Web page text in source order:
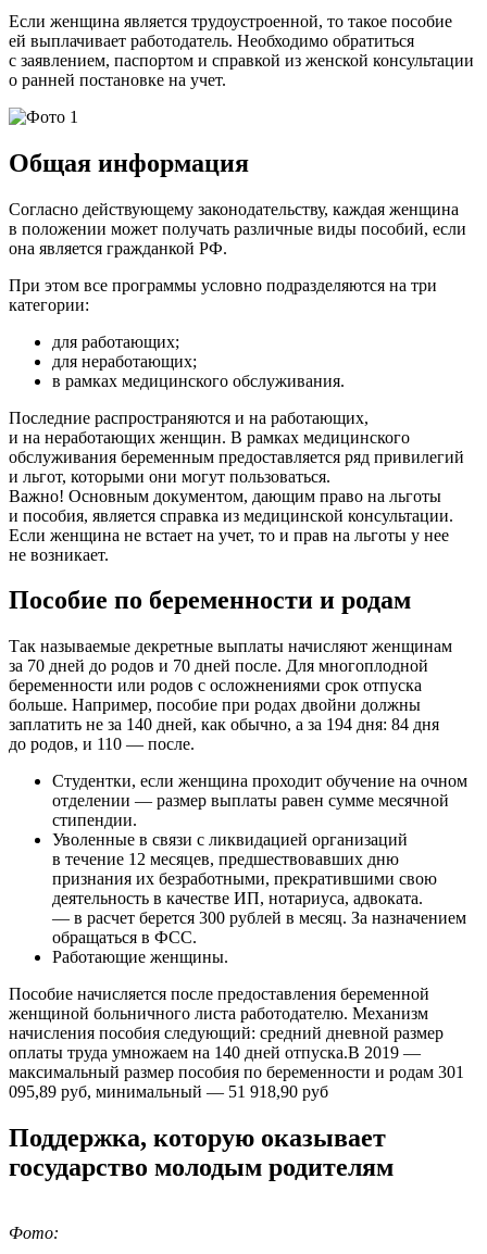
Если женщина является трудоустроенной, то такое пособие
ей выплачивает работодатель. Необходимо обратиться
с заявлением, паспортом и справкой из женской консультации
о ранней постановке на учет.
Общая информация
Согласно действующему законодательству, каждая женщина
в положении может получать различные виды пособий, если
она является гражданкой РФ.
При этом все программы условно подразделяются на три
категории:
для работающих;
для неработающих;
в рамках медицинского обслуживания.
Последние распространяются и на работающих,
и на неработающих женщин. В рамках медицинского
обслуживания беременным предоставляется ряд привилегий
и льгот, которыми они могут пользоваться.
Важно! Основным документом, дающим право на льготы
и пособия, является справка из медицинской консультации.
Если женщина не встает на учет, то и прав на льготы у нее
не возникает.
Пособие по беременности и родам
Так называемые декретные выплаты начисляют женщинам
за 70 дней до родов и 70 дней после. Для многоплодной
беременности или родов с осложнениями срок отпуска
больше. Например, пособие при родах двойни должны
заплатить не за 140 дней, как обычно, а за 194 дня: 84 дня
до родов, и 110 — после.
Студентки, если женщина проходит обучение на очном
отделении — размер выплаты равен сумме месячной
стипендии.
Уволенные в связи с ликвидацией организаций
в течение 12 месяцев, предшествовавших дню
признания их безработными, прекратившими свою
деятельность в качестве ИП, нотариуса, адвоката.
— в расчет берется 300 рублей в месяц. За назначением
обращаться в ФСС.
Работающие женщины.
Пособие начисляется после предоставления беременной
женщиной больничного листа работодателю. Механизм
начисления пособия следующий: средний дневной размер
оплаты труда умножаем на 140 дней отпуска.В 2019 —
максимальный размер пособия по беременности и родам 301
095,89 руб, минимальный — 51 918,90 руб
Поддержка, которую оказывает
государство молодым родителям
Фото: